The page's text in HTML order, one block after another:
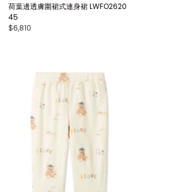
荷葉邊透膚圍裙式連身裙 LWFO2620
45
$6,810